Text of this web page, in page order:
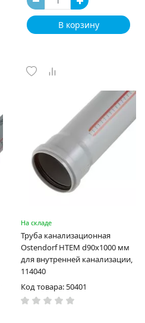
В корзину
На складе
Труба канализационная
Ostendorf HTEM d90x1000 мм
для внутренней канализации,
114040
Код товара: 50401